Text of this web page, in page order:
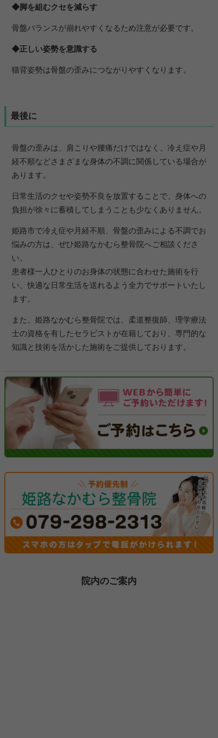
◆脚を組むクセを減らす
骨盤バランスが崩れやすくなるため注意が必要です。
◆正しい姿勢を意識する
猫背姿勢は骨盤の歪みにつながりやすくなります。
最後に
骨盤の歪みは、肩こりや腰痛だけではなく、冷え症や月
経不順などさまざまな身体の不調に関係している場合が
あります。
日常生活のクセや姿勢不良を放置することで、身体への
負担が徐々に蓄積してしまうことも少なくありません。
姫路市で冷え症や月経不順、骨盤の歪みによる不調でお
悩みの方は、ぜひ姫路なかむら整骨院へご相談くださ
い。
患者様一人ひとりのお身体の状態に合わせた施術を行
い、快適な日常生活を送れるよう全力でサポートいたし
ます。
また、姫路なかむら整骨院では、柔道整復師、理学療法
士の資格を有したセラピストが在籍しており、専門的な
知識と技術を活かした施術をご提供しております。
院内のご案内